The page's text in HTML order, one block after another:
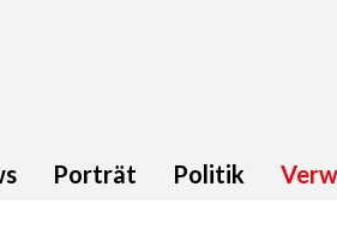
Porträt Politik